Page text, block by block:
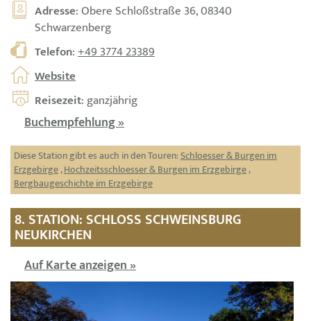
Adresse: Obere Schloßstraße 36, 08340
Schwarzenberg
Telefon:+49 3774 23389
Website
Reisezeit: ganzjährig
Buchempfehlung »
Diese Station gibt es auch in den Touren:Schloesser & Burgen im
Erzgebirge,Hochzeitsschloesser & Burgen im Erzgebirge,
Bergbaugeschichte im Erzgebirge
8. STATION: SCHLOSS SCHWEINSBURG
NEUKIRCHEN
Auf Karte anzeigen »